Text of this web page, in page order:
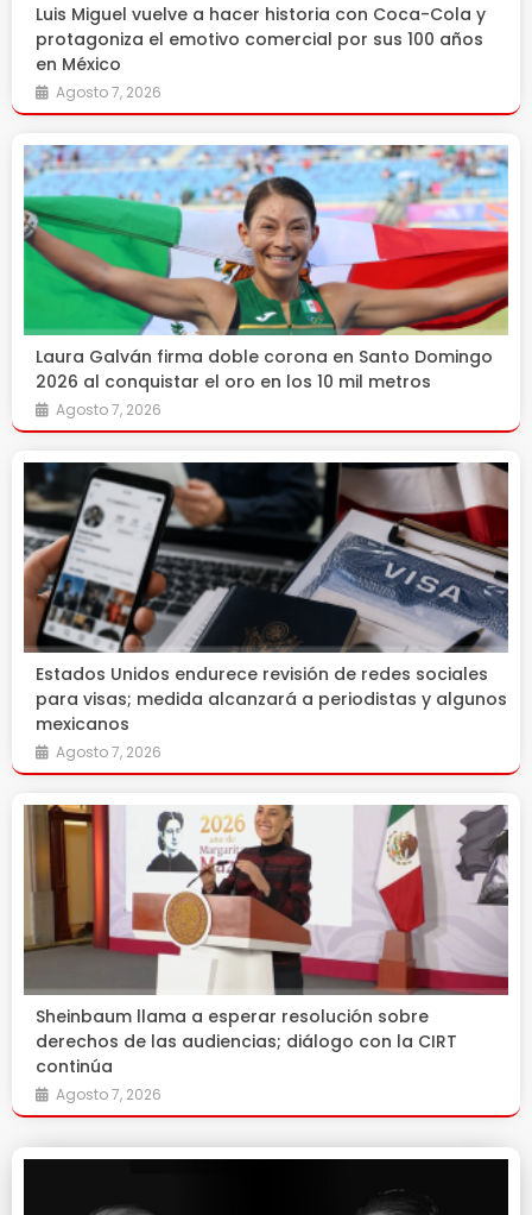
Luis Miguel vuelve a hacer historia con Coca-Cola y
protagoniza el emotivo comercial por sus 100 años
en México
Agosto 7, 2026
Laura Galván firma doble corona en Santo Domingo
2026 al conquistar el oro en los 10 mil metros
Agosto 7, 2026
Estados Unidos endurece revisión de redes sociales
para visas; medida alcanzará a periodistas y algunos
mexicanos
Agosto 7, 2026
Sheinbaum llama a esperar resolución sobre
derechos de las audiencias; diálogo con la CIRT
continúa
Agosto 7, 2026